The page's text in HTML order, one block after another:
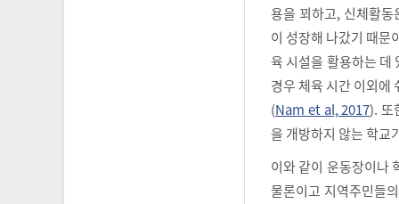
용을 꾀하고, 신체활
이 성장해 나갔기 때문
육 시설을 활용하는 데
경우 체육 시간 이외에
(Nam et al, 2017). 또
을 개방하지 않는 학교
이와 같이 운동장이나
물론이고 지역주민들